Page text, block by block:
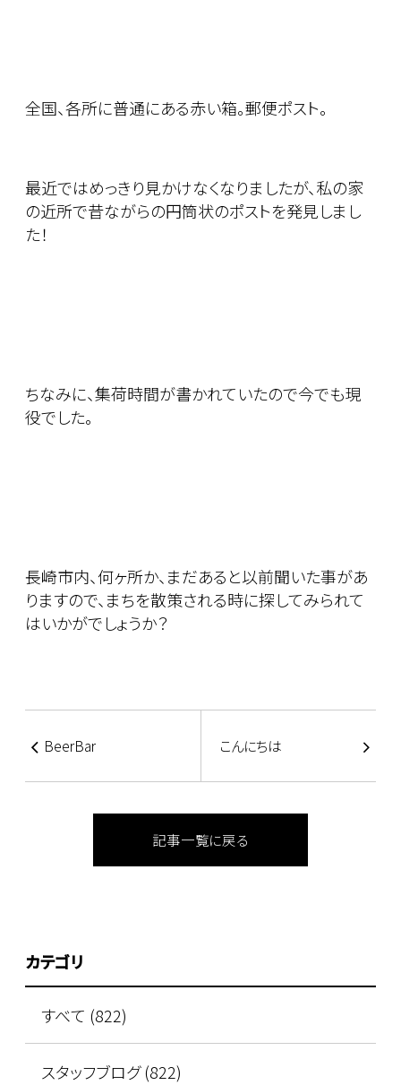
全国、各所に普通にある赤い箱。郵便ポスト。
最近ではめっきり見かけなくなりましたが、私の家
の近所で昔ながらの円筒状のポストを発見しまし
た！
ちなみに、集荷時間が書かれていたので今でも現
役でした。
長崎市内、何ヶ所か、まだあると以前聞いた事があ
りますので、まちを散策される時に探してみられて
はいかがでしょうか？
BeerBar こんにちは
記事一覧に戻る
カテゴリ
すべて (822)
スタッフブログ (822)